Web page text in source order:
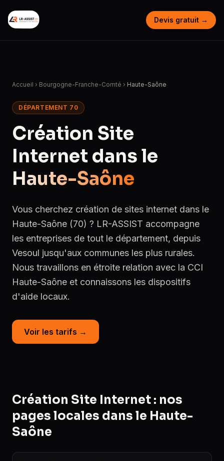
Devis gratuit →
Accueil › Bourgogne-Franche-Comté › Haute-Saône
DÉPARTEMENT 70
Création Site
Internet dans le
Haute-Saône
Vous cherchez création de sites internet dans le
Haute-Saône (70) ? LR-ASSIST accompagne
les entreprises de tout le département, depuis
Vesoul jusqu'aux communes les plus rurales.
Nous travaillons en étroite relation avec la CCI
Haute-Saône et connaissons les dispositifs
d'aide locaux.
Voir les tarifs →
Création Site Internet : nos
pages locales dans le Haute-
Saône